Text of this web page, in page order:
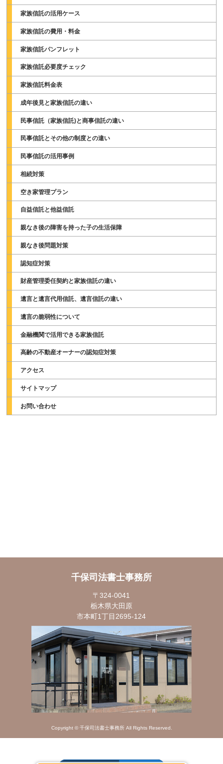
家族信託の活用ケース
家族信託の費用・料金
家族信託パンフレット
家族信託必要度チェック
家族信託料金表
成年後見と家族信託の違い
民事信託（家族信託)と商事信託の違い
民事信託とその他の制度との違い
民事信託の活用事例
相続対策
空き家管理プラン
自益信託と他益信託
親なき後の障害を持った子の生活保障
親なき後問題対策
認知症対策
財産管理委任契約と家族信託の違い
遺言と遺言代用信託、遺言信託の違い
遺言の脆弱性について
金融機関で活用できる家族信託
高齢の不動産オーナーの認知症対策
アクセス
サイトマップ
お問い合わせ
千保司法書士事務所
〒324-0041
栃木県大田原
市本町1丁目2695-124
Copyright © 千保司法書士事務所 All Rights Reserved.